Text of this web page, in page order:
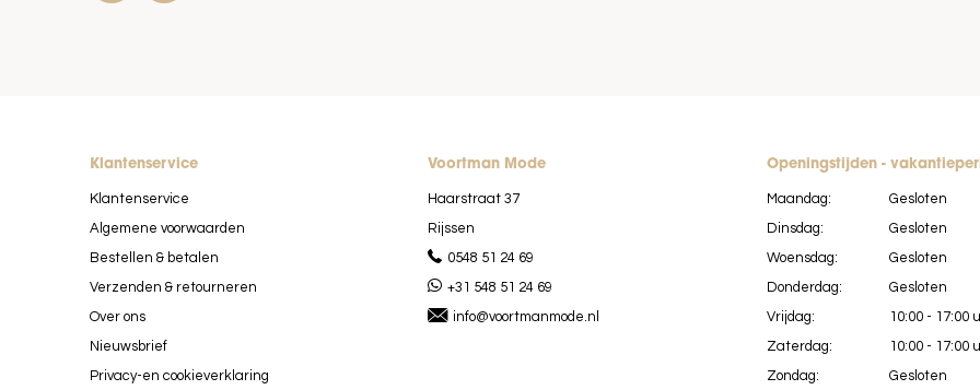
Klantenservice
Klantenservice
Algemene voorwaarden
Bestellen & betalen
Verzenden & retourneren
Over ons
Nieuwsbrief
Privacy-en cookieverklaring
Voortman Mode
Haarstraat 37
Rijssen
0548 51 24 69
+31 548 51 24 69
info@voortmanmode.nl
Openingstijden -
Maandag:
Dinsdag:
Woensdag:
Donderdag:
Vrijdag:
Zaterdag:
Zondag:
Gesloten
Gesloten
Gesloten
Gesloten
10:00 - 17:00
10:00 - 17:00
Gesloten